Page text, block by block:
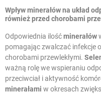
Wpływ minerałów na układ
również przed chorobami
Odpowiednia ilośćminerałów
pomagając zwalczać infekcje
chorobami przewlekłymi.
ważną rolę we wspieraniu
przeciwciał i aktywność
minerałami w okresach